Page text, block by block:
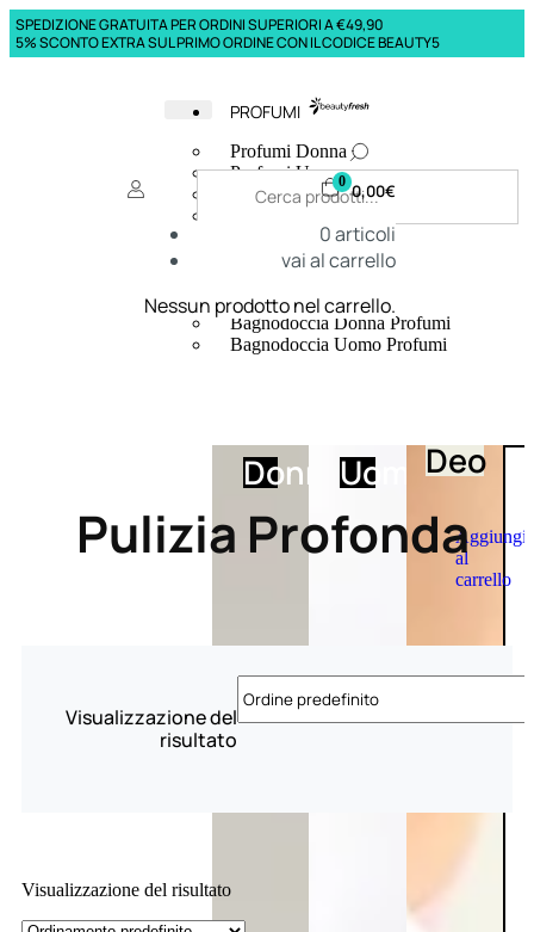
SPEDIZIONE GRATUITA PER ORDINI SUPERIORI A €49,90
5% SCONTO EXTRA SUL PRIMO ORDINE CON IL CODICE BEAUTY5
PROFUMI
Profumi Donna
Profumi Uomo
Deodoranti Donna
Corpo Donna
Corpo Uomo
Creme Mani
Bagnodoccia Donna Profumi
Bagnodoccia Uomo Profumi
DonnaUomoDeo
Aggiungi
al
carrello
0 0,00€
0articoli
vai al carrello
Nessun prodotto nel carrello.
Pulizia Profonda
Visualizzazione del
risultato
Visualizzazione del risultato